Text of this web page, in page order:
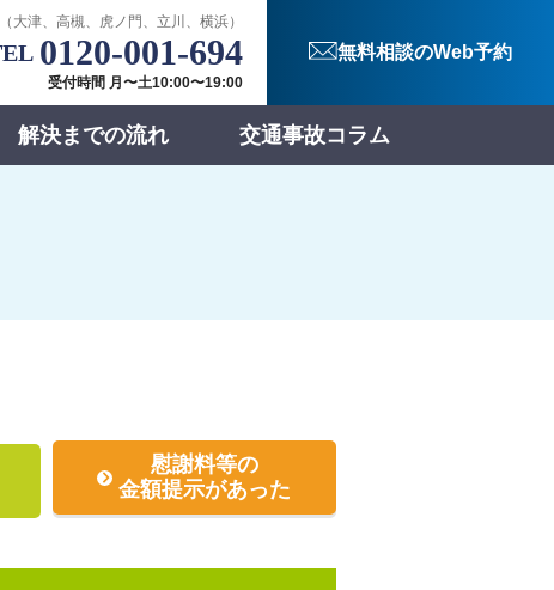
（大津、高槻、虎ノ門、立川、横浜）
0120-001-694
受付時間 月〜土10:00〜19:00
無料相談のWeb予約
解決までの流れ 交通事故コラム
慰謝料等の
金額提示があった